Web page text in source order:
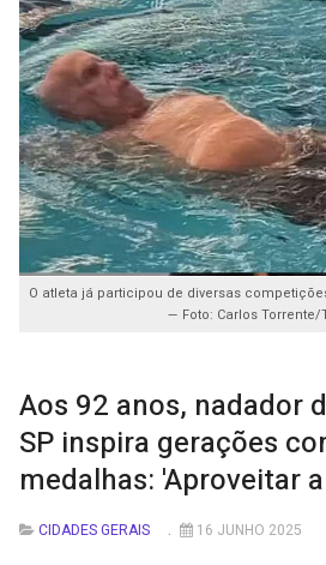
O atleta já participou de diversas
— Foto: Carlos Torrente/
Aos 92 anos, nadador
SP inspira gerações
medalhas: 'Aproveitar
CIDADES GERAIS 16 JUNHO 2025